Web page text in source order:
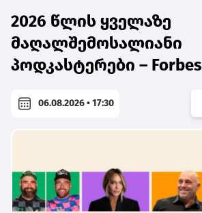
2026 წლის ყველაზე
მაღალშემოსალიანი
პოდკასტერები – Forbes
06.08.2026 • 17:30